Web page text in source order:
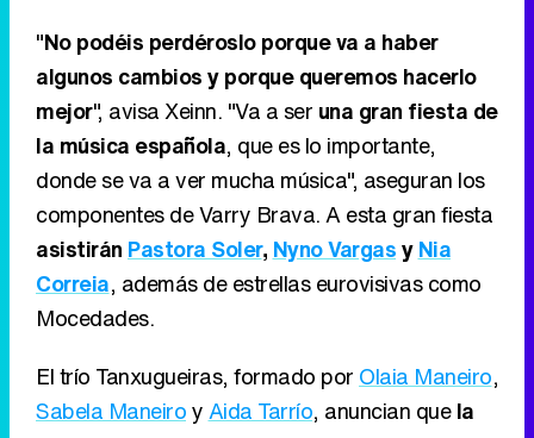
"No podéis perdéroslo porque va a haber
algunos cambios y porque queremos hacerlo
mejor", avisa Xeinn. "Va a ser una gran fiesta de
la música española, que es lo importante,
donde se va a ver mucha música", aseguran los
componentes de Varry Brava. A esta gran fiesta
asistirán Pastora Soler, Nyno VargasyNia
Correia, además de estrellas eurovisivas como
Mocedades.
El trío Tanxugueiras, formado por Olaia Maneiro,
Sabela ManeiroyAida Tarrío, anuncian quela